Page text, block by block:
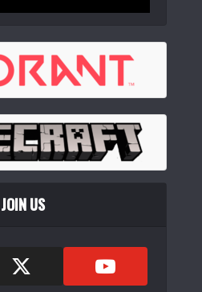
JOIN US